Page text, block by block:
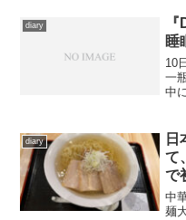
し
diary
睡
10
一
中
を
も
diary
日
て
で
中
麺